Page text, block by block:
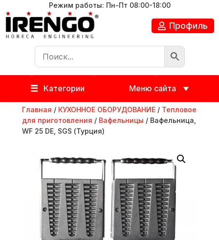
Режим работы: Пн-Пт 08:00-18:00
Профиль
Категории Меню сайта
Главная / КУХОННОЕ ОБОРУДОВАНИЕ/ Тепловое
для приготовления / Вафельницы / Вафельница,
WF 25 DE, SGS (Турция)